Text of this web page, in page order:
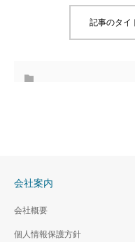
記事のタイ
会社案内
会社概要
個人情報保護方針